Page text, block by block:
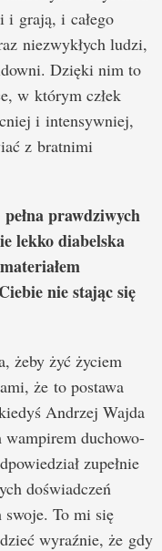
i grają, i całego
niezwykłych ludzi,
Dzięki nim to
w którym człek
i intensywniej,
z bratnimi
prawdziwych
lekko diabelska
nie stając się
żeby żyć życiem
że to postawa
Andrzej Wajda
duchowo-
zupełnie
doświadczeń
To mi się
wyraźnie, że gdy